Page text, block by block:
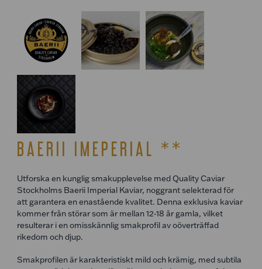
BAERII IMEPERIAL **
Utforska en kunglig smakupplevelse med Quality Caviar
Stockholms Baerii Imperial Kaviar, noggrant selekterad för
att garantera en enastående kvalitet. Denna exklusiva kaviar
kommer från störar som är mellan 12-18 år gamla, vilket
resulterar i en omisskännlig smakprofil av oöverträffad
rikedom och djup.
Smakprofilen är karakteristiskt mild och krämig, med subtila